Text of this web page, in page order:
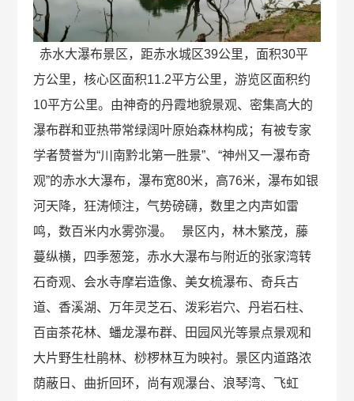
赤水大瀑布景区，距赤水城区39公里，面积30平
方公里，核心区面积11.2平方公里，游览区面积约
10平方公里。由神奇的丹霞地貌景观、密集高大的
瀑布群和亚热带常绿阔叶原始森林构成；有被专家
学者赞誉为“川南黔北第一胜景”、“神州又一瀑布奇
观”的赤水大瀑布，瀑布宽80米，高76米，瀑布如银
河天降，狂涛倾注，气势磅礴，数里之内声如雷
鸣，数百米内水雾弥漫。 景区内，林木繁茂，藤
蔓纵横，四季葱笼，赤水大瀑布与附近的张家湾转
石奇观、会水寺摩岩造像、美女梳瀑布、奇兵古
道、香溪湖、万年灵芝石、泼彩岩穴、丹岩石柱、
百亩茶花林、蟠龙瀑布群、田园风光等景点景观和
大片野生杜鹃林、桫椤林互为映衬。景区内道路浓
荫蔽日、曲折回环，尚有观瀑台、浪琴湾、飞虹